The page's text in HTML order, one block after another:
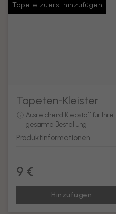
Tapete zuerst hinzufügen
Tapeten-Kleister
Ausreichend Klebstoff für Ihre
gesamte Bestellung
Produktinformationen
9 €
Hinzufügen